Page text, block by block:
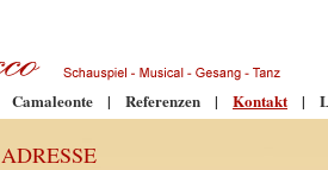
Camaleonte | Referenzen | Kontakt |
ADRESSE